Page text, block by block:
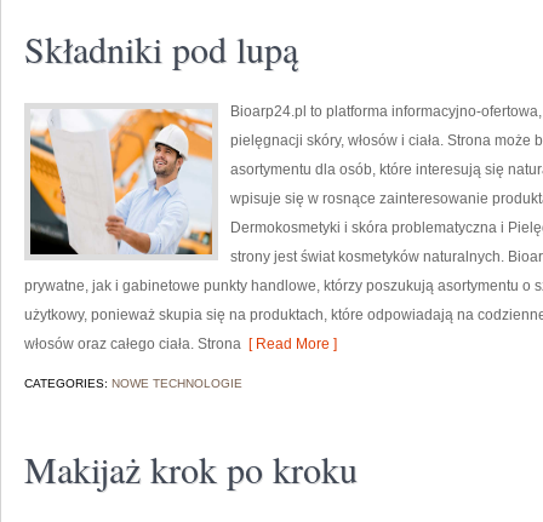
Składniki pod lupą
Bioarp24.pl to platforma informacyjno-
pielęgnacji skóry, włosów i ciała. Strona
asortymentu dla osób, które interesują się
wpisuje się w rosnące zainteresowanie
Dermokosmetyki i skóra problematyczna i
strony jest świat kosmetyków naturalnych.
prywatne, jak i gabinetowe punkty handlowe, którzy poszukują asortymentu o
użytkowy, ponieważ skupia się na produktach, które odpowiadają na
włosów oraz całego ciała. Strona [ Read More ]
CATEGORIES: NOWE TECHNOLOGIE
Makijaż krok po kroku